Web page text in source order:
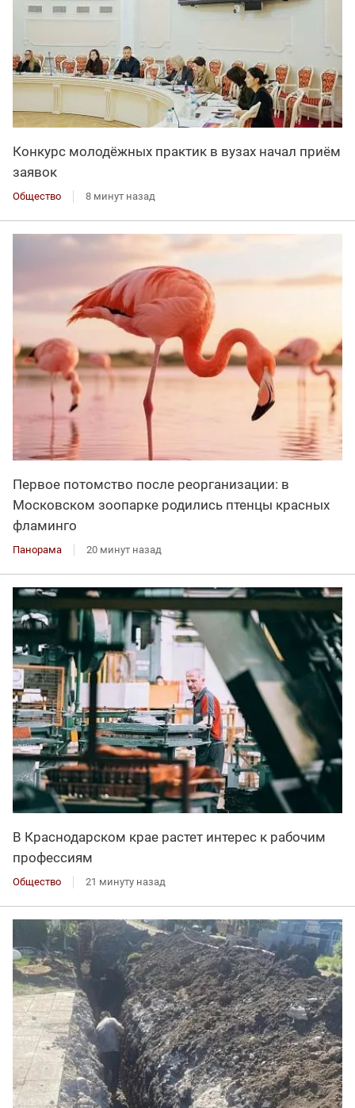
Конкурс молодёжных практик в вузах начал приём
заявок
Общество 8 минут назад
Первое потомство после реорганизации: в
Московском зоопарке родились птенцы красных
фламинго
Панорама 20 минут назад
В Краснодарском крае растет интерес к рабочим
профессиям
Общество 21 минуту назад